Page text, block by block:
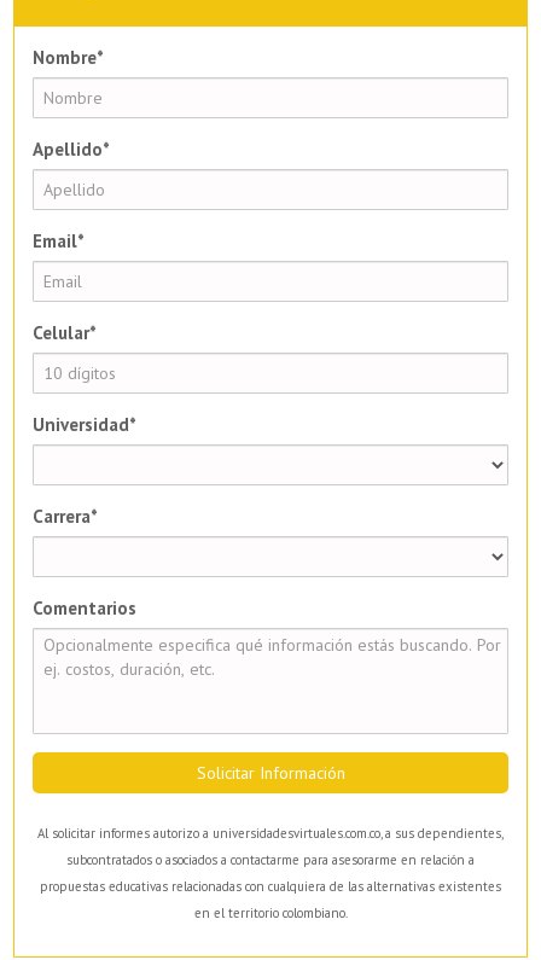
Nombre*
Apellido*
Email*
Celular*
Universidad*
Carrera*
Comentarios
Solicitar Información
Al solicitar informes autorizo a universidadesvirtuales.com.co, a sus dependientes,
subcontratados o asociados a contactarme para asesorarme en relación a
propuestas educativas relacionadas con cualquiera de las alternativas existentes
en el territorio colombiano.